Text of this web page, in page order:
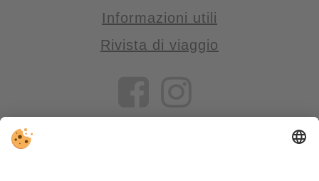
Informazioni utili
Rivista di viaggio